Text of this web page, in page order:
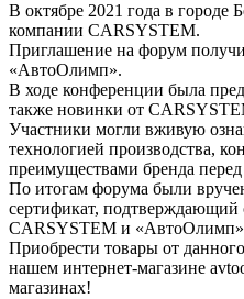
В октябре 2021 года в
компании CARSYSTEM.
Приглашение на форум
«АвтоОлимп».
В ходе конференции была
также новинки от
Участники могли вживую
технологией производства,
преимуществами бренда
По итогам форума были
сертификат, подтверждающий
CARSYSTEM и
Приобрести товары от
нашем интернет-магазине
магазинах!